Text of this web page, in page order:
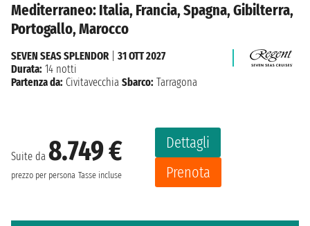
Mediterraneo: Italia, Francia, Spagna, Gibilterra,
Portogallo, Marocco
Suite da 8.749 €
prezzo per persona Tasse incluse
Dettagli
Prenota
SEVEN SEAS SPLENDOR| 31 OTT 2027
Durata: 14 notti
Partenza da: Civitavecchia Sbarco: Tarragona